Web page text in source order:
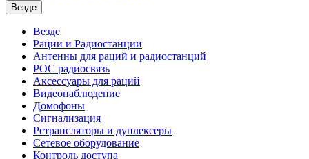
Везде
Везде
Рации и Радиостанции
Антенны для раций и радиостанций
POC радиосвязь
Аксессуары для раций
Видеонаблюдение
Домофоны
Сигнализация
Ретрансляторы и дуплексеры
Сетевое оборудование
Контроль доступа